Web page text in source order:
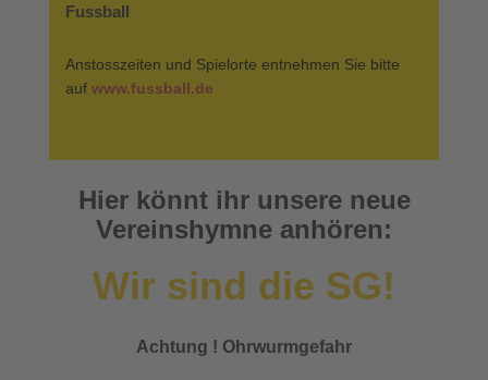
Fussball
Anstosszeiten und Spielorte entnehmen Sie bitte
auf www.fussball.de
Hier könnt ihr unsere neue
Vereinshymne anhören:
Wir sind die SG!
Achtung ! Ohrwurmgefahr